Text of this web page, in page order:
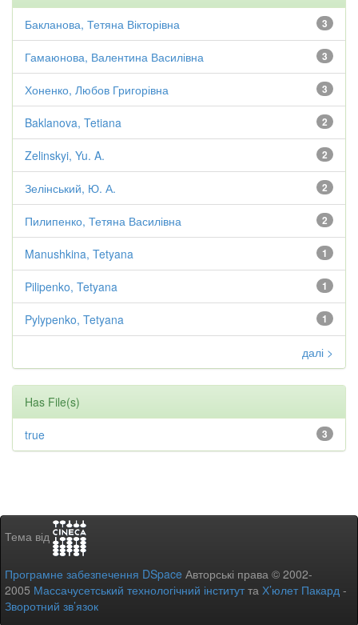
3
Бакланова, Тетяна Вікторівна
3
Гамаюнова, Валентина Василівна
3
Хоненко, Любов Григорівна
2
Baklanova, Tetiana
2
Zelinskyi, Yu. A.
2
Зелінський, Ю. А.
2
Пилипенко, Тетяна Василівна
1
Manushkina, Tetyana
1
Pilipenko, Tetyana
1
Pylypenko, Tetyana
далі >
Has File(s)
3
true
Тема від
Програмне забезпечення DSpace Авторські права © 2002-
2005 Массачусетський технологічний інститутта Х’юлет Пакард -
Зворотний зв’язок